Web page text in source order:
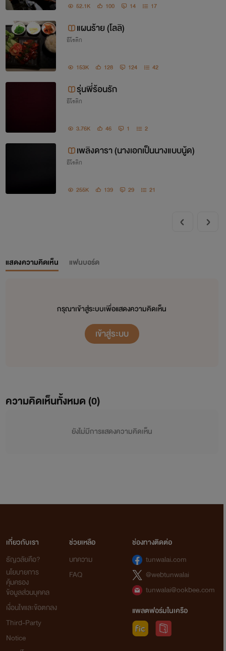
52.1K 100 14 17
แผนร้าย (โลลิ)
อีโรติก
153K 128 124 42
รุ่นพี่ร้อนรัก
อีโรติก
3.76K 46 1 2
เพลิงดารา (นางเอกเป็นนางแบบนู้ด)
อีโรติก
255K 139 29 21
แสดงความคิดเห็น แฟนบอร์ด
กรุณาเข้าสู่ระบบเพื่อแสดงความคิดเห็น
เข้าสู่ระบบ
ความคิดเห็นทั้งหมด (0)
ยังไม่มีการแสดงความคิดเห็น
เกี่ยวกับเรา
ธัญวลัยคือ?
นโยบายการ
คุ้มครอง
ข้อมูลส่วนบุคคล
เงื่อนไขและข้อตกลง
Third-Party
Notice
ช่วยเหลือ
บทความ
FAQ
ช่องทางติดต่อ
tunwalai.com
@webtunwalai
tunwalai@ookbee.com
แพลตฟอร์มในเครือ